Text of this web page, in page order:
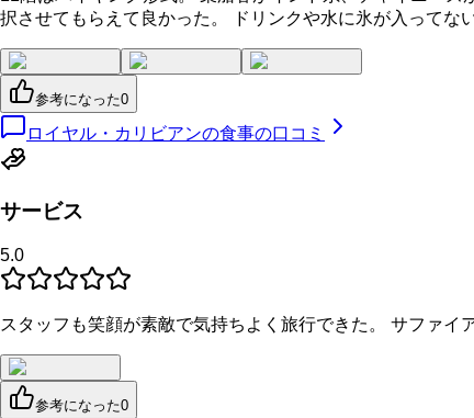
択させてもらえて良かった。 ドリンクや水に氷が入ってな
参考になった0
ロイヤル・カリビアンの食事の口コミ
サービス
5.0
スタッフも笑顔が素敵で気持ちよく旅行できた。 サファイ
参考になった0